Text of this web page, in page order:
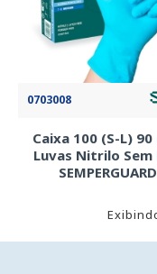
0703008
Caixa 100 (S-L) 90
Luvas Nitrilo Sem
SEMPERGUARD